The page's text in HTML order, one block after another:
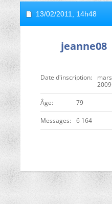
13/02/2011, 14h48
jeanne08
Date d'inscription
mars
2009
ge 79
Messages 6 164